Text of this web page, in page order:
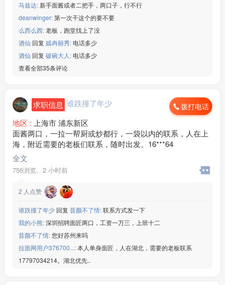
[玫瑰]生产：车载导航
[玫瑰]班次：两班倒
[玫瑰]食宿：包吃包住
[玫瑰]薪资：正式工底薪2660
微信：www235350
———————————
【晟铭电子】
[玫瑰]班次：两班倒
[玫瑰]食宿：包吃包住
[玫瑰]薪资：18元/小时
微信：www235350
———————————
【诚美材料】
[玫瑰]年龄：男女18-32周岁
[玫瑰]班次：两班倒
[玫瑰]食宿：包吃包住
[玫瑰]薪资：20元/小时
微信：www235350
———————————
【奉化新能源】
[玫瑰]年龄：男女18-45周岁
[玫瑰]生产：新能源电池边框
马兹达:新手面酱或者二把手，两口子，行不行
deanwinger:第一次干这个的要不要
么西么西:老板，跑堂找上了没
酒仙 回复 嫣冉丽秀: 电话多少
酒仙 回复 破碗大人: 电话多少
查看全部35条评论
求职信息 谁跌撞了年少 拨打电话
地区 : 上海市 浦东新区
面酱两口，一拉一帮厨或炒都行，一袋以内的联系，人在上
海，附近需要的老板们联系，随时出发。16***64
全文
756浏览、 2 小时前
2 人点赞
谁跌撞了年少 回复 昔颜不了情:联系方式发一下
我的小熊:深圳招聘面匠两口，工资一万三，上班十二
昔颜不了情:您好苏州来吗
拉面网用户376700...:本人单身面匠，人在湖北，需要的老板联系
17797034214。湖北优先..